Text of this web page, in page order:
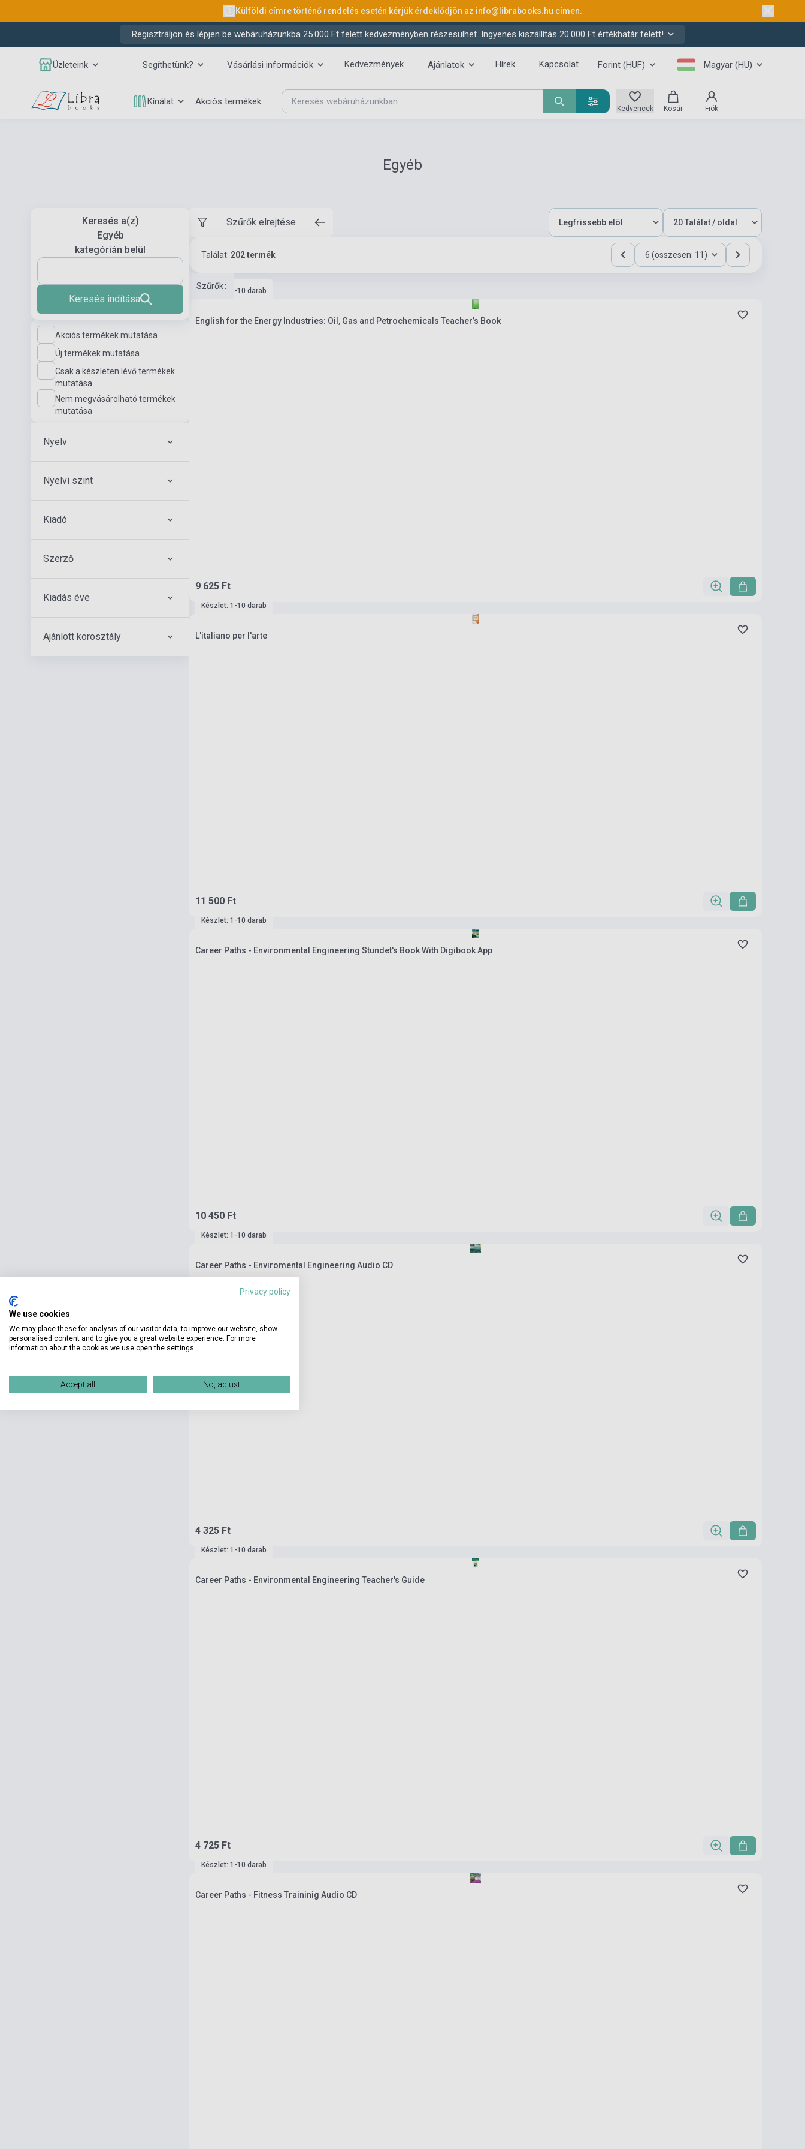
Külföldi címre történő rendelés esetén kérjük érdeklődjön az info@librabooks.hu címen.
Regisztráljon és lépjen be webáruházunkba 25.000 Ft felett kedvezményben részesülhet. Ingyenes kiszállítás 20.000 Ft értékhatár felett!
Üzleteink Segíthetünk? Vásárlási információk Kedvezmények Ajánlatok Hírek Kapcsolat Forint (HUF) Magyar (HU)
Kínálat Akciós termékek
Kedvencek Kosár Fiók
Egyéb
Keresés a(z)
Egyéb
kategórián belül
Keresés indítása
Akciós termékek mutatása
Új termékek mutatása
Csak a készleten lévő termékek
mutatása
Nem megvásárolható termékek
mutatása
Nyelv
Nyelvi szint
Kiadó
Szerző
Kiadás éve
Ajánlott korosztály
Szűrők elrejtése
Találat: 202 termék 6 (összesen: 11)
Szűrők:
Készlet: 1-10 darab
English for the Energy Industries: Oil, Gas and Petrochemicals Teacher’s Book
9 625 Ft
Készlet: 1-10 darab
L'italiano per l'arte
11 500 Ft
Készlet: 1-10 darab
Career Paths - Environmental Engineering Stundet's Book With Digibook App
10 450 Ft
Készlet: 1-10 darab
Career Paths - Enviromental Engineering Audio CD
4 325 Ft
Készlet: 1-10 darab
Career Paths - Environmental Engineering Teacher's Guide
4 725 Ft
Készlet: 1-10 darab
Career Paths - Fitness Traininig Audio CD
Privacy policy
We use cookies
We may place these for analysis of our visitor data, to improve our website, show
personalised content and to give you a great website experience. For more
information about the cookies we use open the settings.
Accept all No, adjust